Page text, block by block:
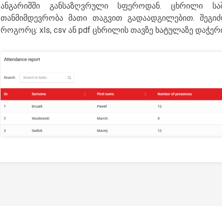
ანგარიშში განსაზღვრული სფეროდან. ცხრილი
თანმიმდევრობა მათი თაგვით გადაადგილებით.
როგორც: xls, csv ან pdf ცხრილის თავზე ხატულაზე